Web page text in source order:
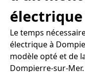
électrique
Le temps
électrique à
modèle opté et de
Dompierre-sur-